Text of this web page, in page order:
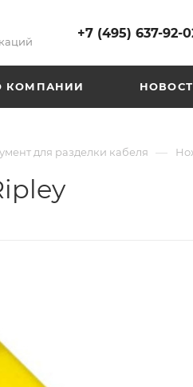
+7 (495) 637-92-
КОМПАНИИ
для разделки кабеля —